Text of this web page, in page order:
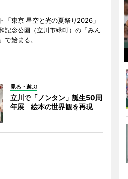
「東京 星空と光の夏祭り2026」
記念公園（立川市緑町）の「みん
で始まる。
見る・遊ぶ
立川で「ノンタン」誕生50周
年展 絵本の世界観を再現